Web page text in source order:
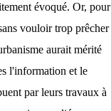
évoqué. Or, pour
vouloir trop prêcher
aurait mérité
l'information et le
par leurs travaux à